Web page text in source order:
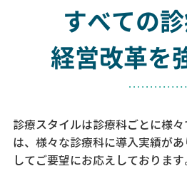
すべての
経営改革を
診療スタイルは診療科ごとに様
は、様々な診療科に導入実績があ
してご要望にお応えしております